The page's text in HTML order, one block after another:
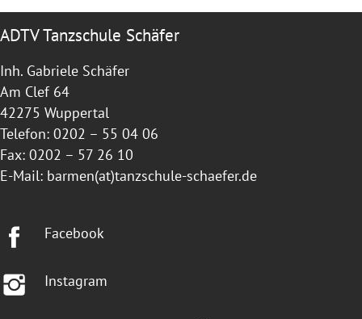
ADTV Tanzschule Schäfer
Inh. Gabriele Schäfer
Am Clef 64
42275 Wuppertal
Telefon: 0202 – 55 04 06
Fax: 0202 – 57 26 10
E-Mail: barmen(at)tanzschule-schaefer.de
Facebook
Instagram